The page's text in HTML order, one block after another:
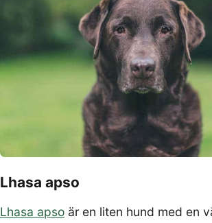
Lhasa apso
Lhasa apso är en liten hund med en